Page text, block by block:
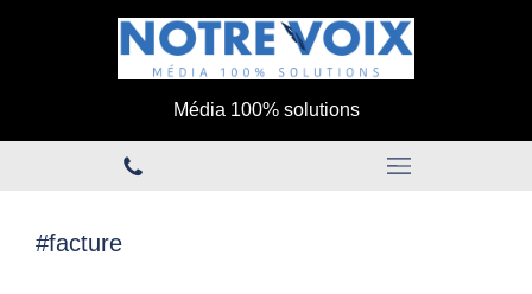
Média 100% solutions
#facture